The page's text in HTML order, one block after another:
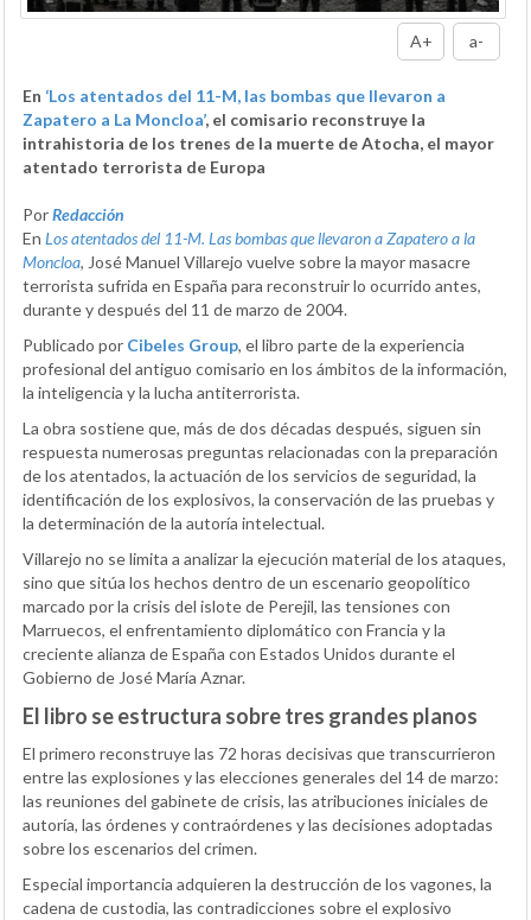
A+ a-
En ‘Los atentados del 11-M, las bombas que llevaron a
Zapatero a La Moncloa’, el comisario reconstruye la
intrahistoria de los trenes de la muerte de Atocha, el mayor
atentado terrorista de Europa
PorRedacción
En Los atentados del 11-M. Las bombas que llevaron a Zapatero a la
Moncloa, José Manuel Villarejo vuelve sobre la mayor masacre
terrorista sufrida en España para reconstruir lo ocurrido antes,
durante y después del 11 de marzo de 2004.
Publicado por Cibeles Group, el libro parte de la experiencia
profesional del antiguo comisario en los ámbitos de la información,
la inteligencia y la lucha antiterrorista.
La obra sostiene que, más de dos décadas después, siguen sin
respuesta numerosas preguntas relacionadas con la preparación
de los atentados, la actuación de los servicios de seguridad, la
identificación de los explosivos, la conservación de las pruebas y
la determinación de la autoría intelectual.
Villarejo no se limita a analizar la ejecución material de los ataques,
sino que sitúa los hechos dentro de un escenario geopolítico
marcado por la crisis del islote de Perejil, las tensiones con
Marruecos, el enfrentamiento diplomático con Francia y la
creciente alianza de España con Estados Unidos durante el
Gobierno de José María Aznar.
El libro se estructura sobre tres grandes planos
El primero reconstruye las 72 horas decisivas que transcurrieron
entre las explosiones y las elecciones generales del 14 de marzo:
las reuniones del gabinete de crisis, las atribuciones iniciales de
autoría, las órdenes y contraórdenes y las decisiones adoptadas
sobre los escenarios del crimen.
Especial importancia adquieren la destrucción de los vagones, la
cadena de custodia, las contradicciones sobre el explosivo